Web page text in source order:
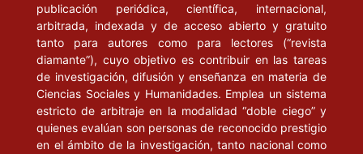
publicación periódica, científica, internacional,
arbitrada, indexada y de acceso abierto y gratuito
tanto para autores como para lectores (“revista
diamante”), cuyo objetivo es contribuir en las tareas
de investigación, difusión y enseñanza en materia de
Ciencias Sociales y Humanidades. Emplea un sistema
estricto de arbitraje en la modalidad “doble ciego” y
quienes evalúan son personas de reconocido prestigio
en el ámbito de la investigación, tanto nacional como